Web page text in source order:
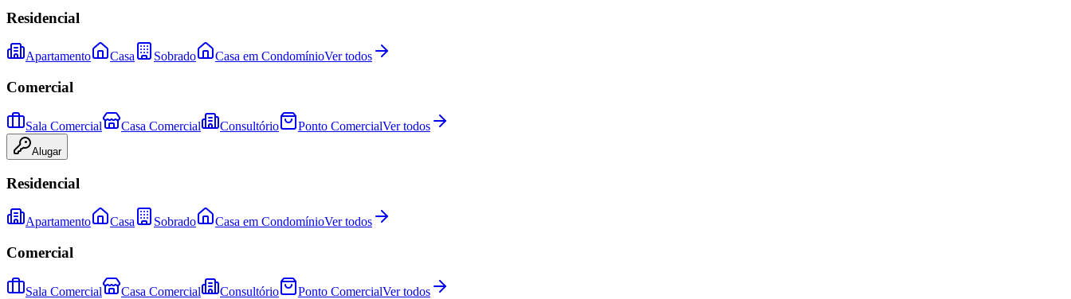
Residencial
Apartamento Casa Sobrado Casa em CondomínioVer todos
Comercial
Sala Comercial Casa Comercial Consultório Ponto ComercialVer todos
Alugar
Residencial
Apartamento Casa Sobrado Casa em CondomínioVer todos
Comercial
Sala Comercial Casa Comercial Consultório Ponto ComercialVer todos